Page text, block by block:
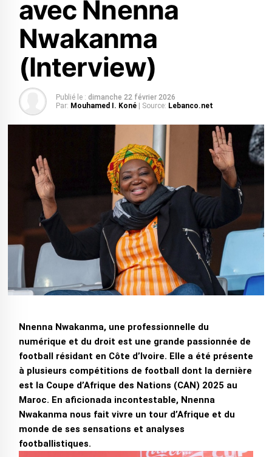
avec Nnenna
Nwakanma
(Interview)
Publié le : dimanche 22 février 2026
Par: Mouhamed I. Koné | Source: Lebanco.net
Nnenna Nwakanma, une professionnelle du
numérique et du droit est une grande passionnée de
football résidant en Côte d’Ivoire. Elle a été présente
à plusieurs compétitions de football dont la dernière
est la Coupe d’Afrique des Nations (CAN) 2025 au
Maroc. En aficionada incontestable, Nnenna
Nwakanma nous fait vivre un tour d’Afrique et du
monde de ses sensations et analyses
footballistiques.